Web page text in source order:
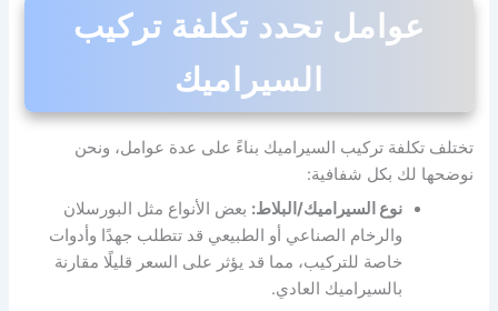
عوامل تحدد تكلفة تركيب
السيراميك
تختلف تكلفة تركيب السيراميك بناءً على عدة عوامل، ونحن
نوضحها لك بكل شفافية:
نوع السيراميك/البلاط: بعض الأنواع مثل البورسلان
والرخام الصناعي أو الطبيعي قد تتطلب جهدًا وأدوات
خاصة للتركيب، مما قد يؤثر على السعر قليلًا مقارنة
بالسيراميك العادي.